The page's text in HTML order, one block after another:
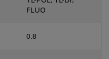
FLUO
0.8